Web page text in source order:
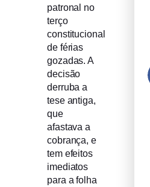
patronal no
terço
constitucional
de férias
gozadas. A
decisão
derruba a
tese antiga,
que
afastava a
cobrança, e
tem efeitos
imediatos
para a folha